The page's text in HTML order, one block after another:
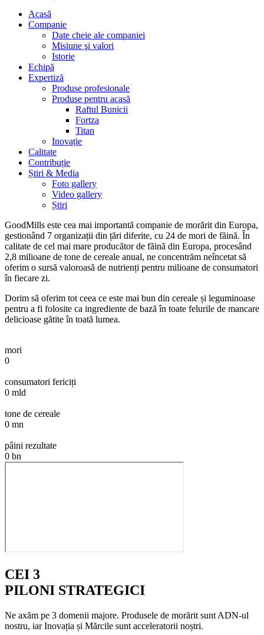
Acasă
Companie
Date cheie ale companiei
Misiune şi valori
Istorie
Echipă
Expertiză
Produse profesionale
Produse pentru acasă
Raftul Bunicii
Fortza
Titan
Inovație
Calitate
Contribuție
Știri & Media
Foto gallery
Video gallery
Știri
GoodMills este cea mai importantă companie de morărit din Europa,
gestionând 7 organizații din țări diferite, cu 24 de mori de făină. În
calitate de cel mai mare producător de făină din Europa, procesând
2,8 milioane de tone de cereale anual, ne concentrăm neîncetat să
oferim o sursă valoroasă de nutrienți pentru milioane de consumatori
în fiecare zi.
Dorim să oferim tot ceea ce este mai bun din cereale și leguminoase
pentru a fi folosite ca ingrediente de bază în toate felurile de mancare
delicioase gătite în toată lumea.
mori
0
consumatori fericiți
0 mld
tone de cereale
0 mn
pâini rezultate
0 bn
CEI 3
PILONI STRATEGICI
Ne axăm pe 3 domenii majore. Produsele de morărit sunt ADN-ul
nostru, iar Inovația și Mărcile sunt acceleratorii noștri.